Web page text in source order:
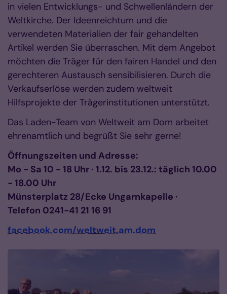
in vielen Entwicklungs- und Schwellenländern der
Weltkirche. Der Ideenreichtum und die
verwendeten Materialien der fair gehandelten
Artikel werden Sie überraschen. Mit dem Angebot
möchten die Träger für den fairen Handel und den
gerechteren Austausch sensibilisieren. Durch die
Verkaufserlöse werden zudem weltweit
Hilfsprojekte der Trägerinstitutionen unterstützt.
Das Laden-Team von Weltweit am Dom arbeitet
ehrenamtlich und begrüßt Sie sehr gerne!
Öffnungszeiten und Adresse:
Mo - Sa 10 - 18 Uhr · 1.12. bis 23.12.: täglich 10.00
- 18.00 Uhr
Münsterplatz 28/Ecke Ungarnkapelle ·
Telefon 0241-41 21 16 91
facebook.com/weltweit.am.dom